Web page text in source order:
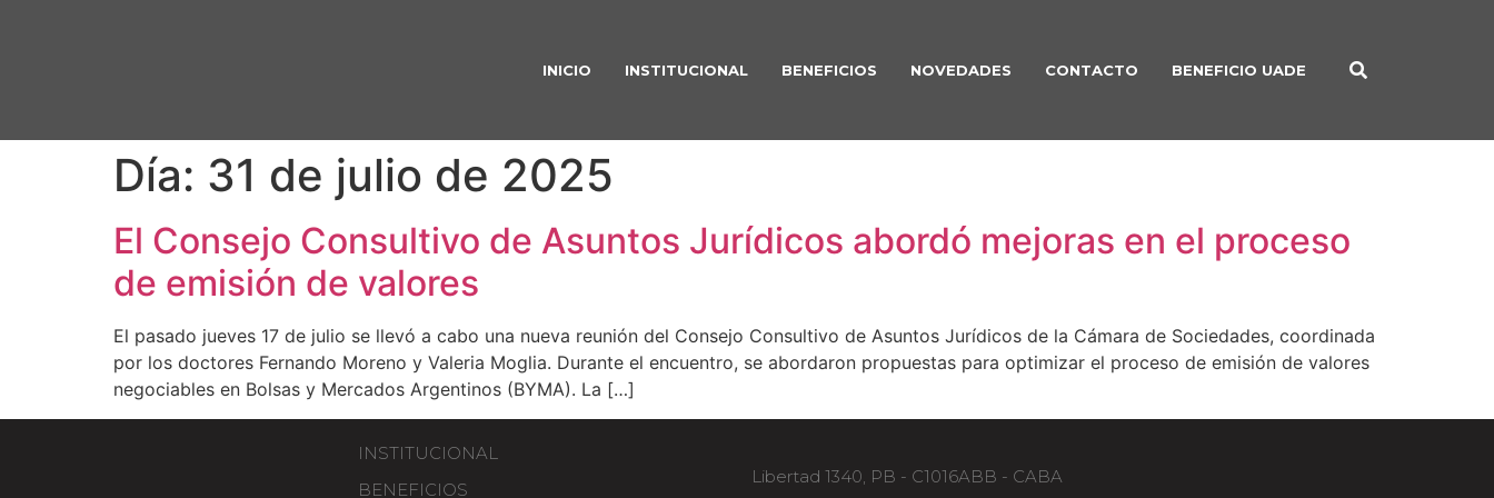
INICIO INSTITUCIONAL BENEFICIOS NOVEDADES CONTACTO BENEFICIO UADE
Día: 31 de julio de 2025
El Consejo Consultivo de Asuntos Jurídicos abordó mejoras en el proceso
de emisión de valores
El pasado jueves 17 de julio se llevó a cabo una nueva reunión del Consejo Consultivo de Asuntos Jurídicos de la Cámara de Sociedades, coordinada
por los doctores Fernando Moreno y Valeria Moglia. Durante el encuentro, se abordaron propuestas para optimizar el proceso de emisión de valores
negociables en Bolsas y Mercados Argentinos (BYMA). La […]
INSTITUCIONAL
BENEFICIOS
Libertad 1340, PB - C1016ABB - CABA